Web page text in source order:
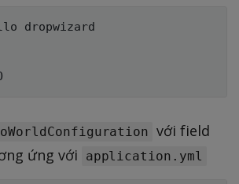
dropwizard
với field
ứng với
application.yml